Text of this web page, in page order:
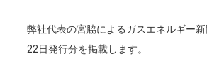
弊社代表の宮脇によるガスエネルギー
22日発行分を掲載します。